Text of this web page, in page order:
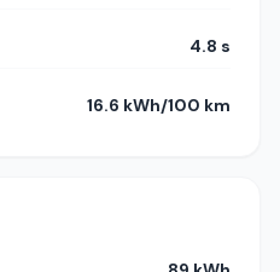
4.8 s
16.6 kWh/100 km